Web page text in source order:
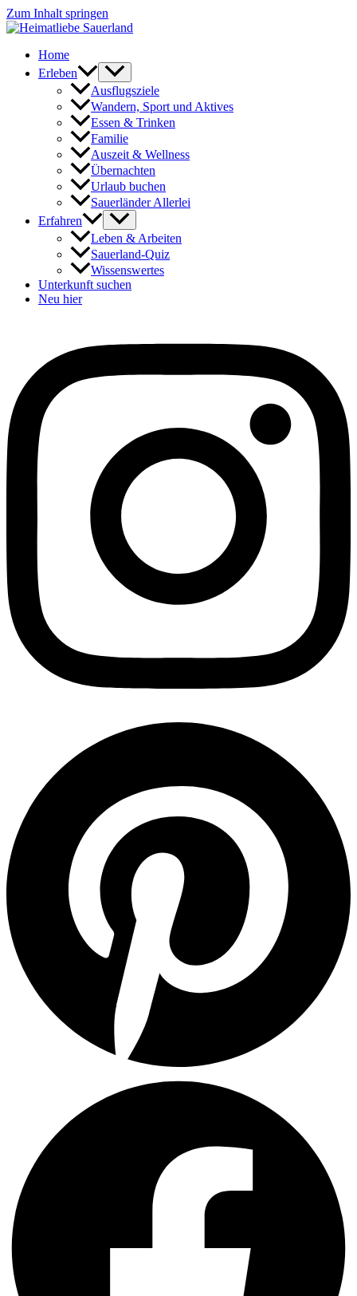
Zum Inhalt springen
Home
Erleben
Ausflugsziele
Wandern, Sport und Aktives
Essen & Trinken
Familie
Auszeit & Wellness
Übernachten
Urlaub buchen
Sauerländer Allerlei
Erfahren
Leben & Arbeiten
Sauerland-Quiz
Wissenswertes
Unterkunft suchen
Neu hier